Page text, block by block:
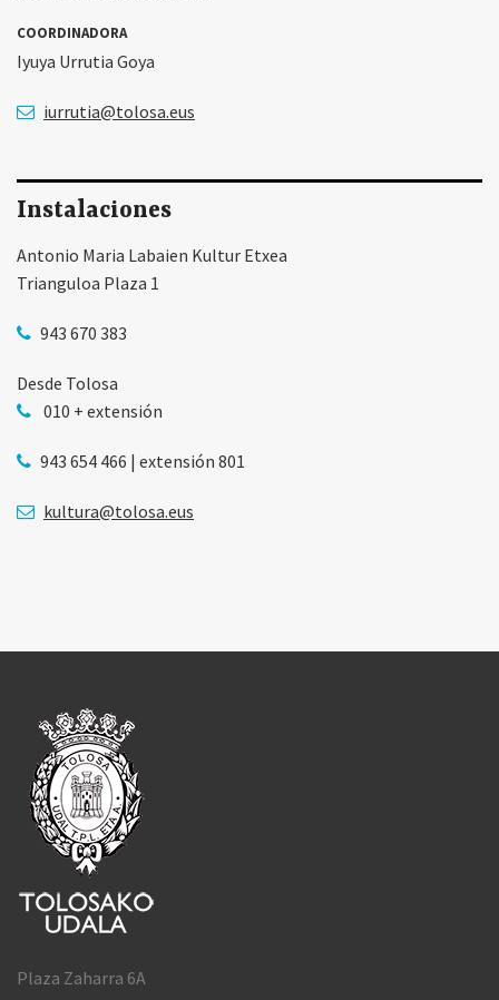
COORDINADORA
Iyuya Urrutia Goya
iurrutia@tolosa.eus
Instalaciones
Antonio Maria Labaien Kultur Etxea
Trianguloa Plaza 1
943 670 383
Desde Tolosa
010 + extensión
943 654 466 | extensión 801
kultura@tolosa.eus
Plaza Zaharra 6A